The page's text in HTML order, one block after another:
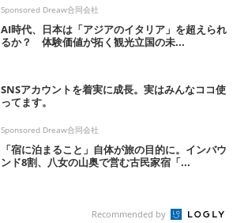
Sponsored Dreaw合同会社
AI時代、日本は「アジアのイタリア」を超えられ
るか？ 体験価値が拓く観光立国の未...
SNSアカウントを着実に成長。実はみんなココ使
ってます。
Sponsored Dreaw合同会社
「宿に泊まること」自体が旅の目的に。インバウ
ンド8割、八女の山奥で営む古民家宿「...
Recommended by